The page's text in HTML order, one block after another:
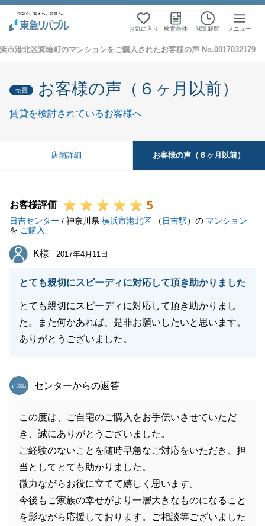
お気に入り 検索条件 閲覧履歴 メニュー
市港北区箕輪町のマンションをご購入されたお客様の声 No.0017032179
売買 お客様の声（６ヶ月以前）
賃貸を検討されているお客様へ
店舗詳細 お客様の声（６ヶ月以前）
お客様評価 5
日吉センター / 神奈川県 横浜市港北区 （ 日吉駅）の マンション
を ご購入
K様
K様 2017年4月11日
とても親切にスピーディに対応して頂き助かりました
とても親切にスピーディに対応して頂き助かりまし
た。また何かあれば、是非お願いしたいと思います。
ありがとうございました。
東急リバブル
センターからの返答
この度は、ご自宅のご購入をお手伝いさせていただ
き、誠にありがとうございました。
ご経験のないことを随時早急なご対応をいただき、担
当としてとても助かりました。
微力ながらお役に立てて嬉しく思います。
今後もご家族の幸せがより一層大きなものになること
を影ながら応援しております。ご相談等ございました